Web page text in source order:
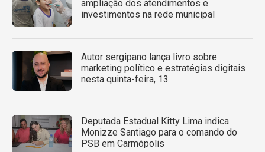
ampliação dos atendimentos e
investimentos na rede municipal
Autor sergipano lança livro sobre
marketing político e estratégias digitais
nesta quinta-feira, 13
Deputada Estadual Kitty Lima indica
Monizze Santiago para o comando do
PSB em Carmópolis